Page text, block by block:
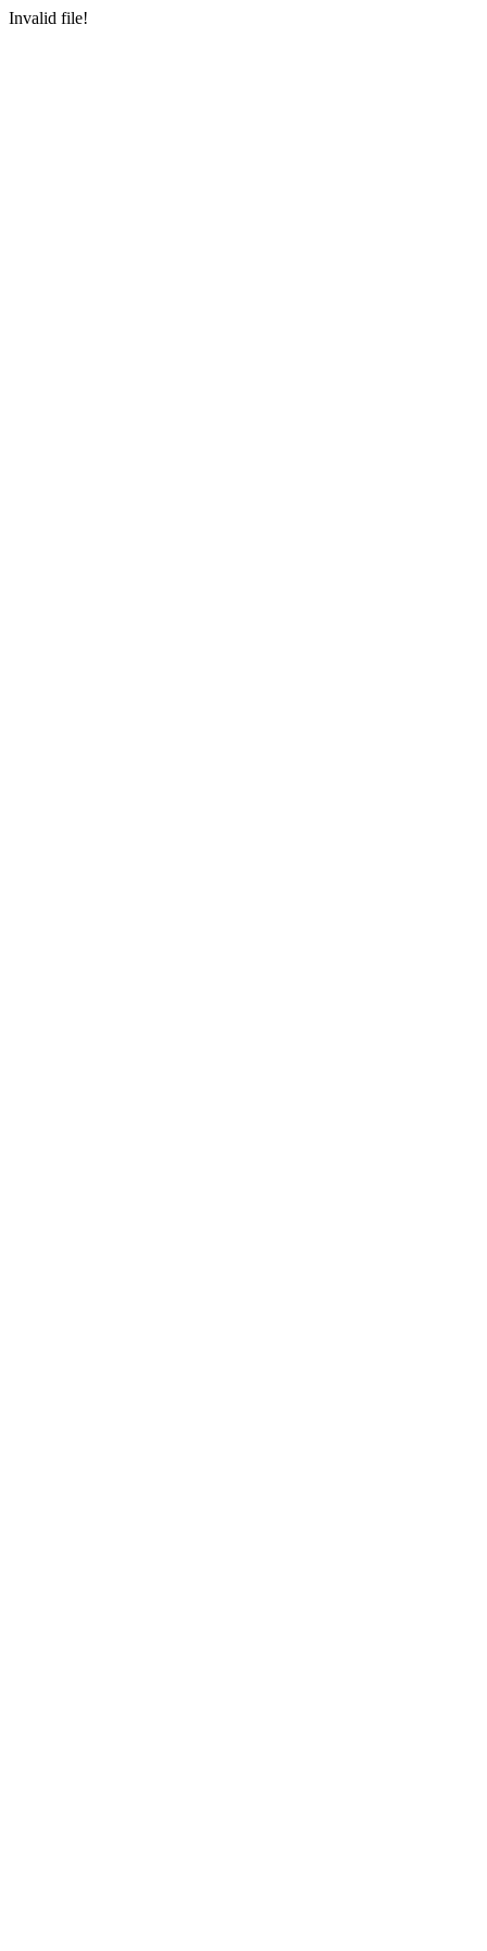
Invalid file!